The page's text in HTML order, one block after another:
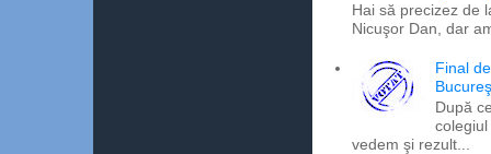
Hai să precizez de
Nicuşor Dan, dar
Final
După
vedem şi rezult...